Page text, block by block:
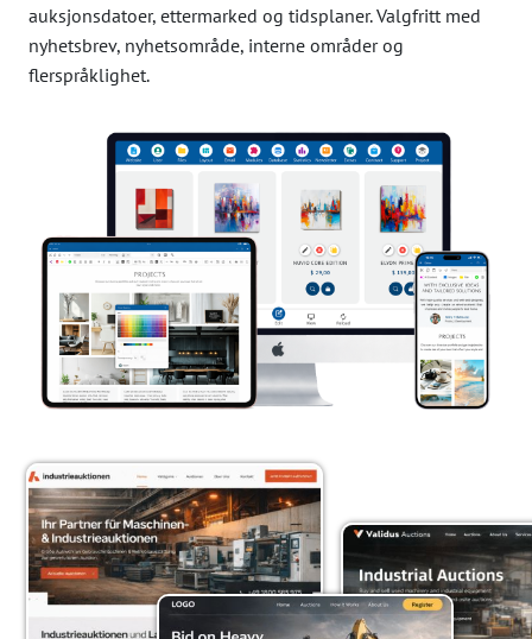
auksjonsdatoer, ettermarked og tidsplaner. Valgfritt med
nyhetsbrev, nyhetsområde, interne områder og
flerspråklighet.